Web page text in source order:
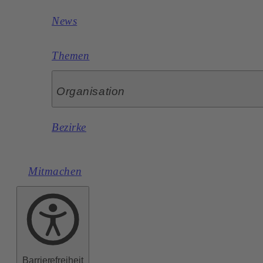
News
Themen
Organisation
Bezirke
Mitmachen
Barrierefreiheit